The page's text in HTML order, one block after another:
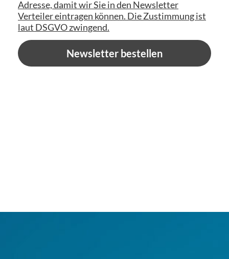
Adresse, damit wir Sie in den Newsletter
Verteiler eintragen können. Die Zustimmung ist
laut DSGVO zwingend.